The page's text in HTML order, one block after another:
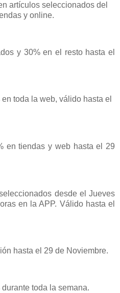
artículos seleccionados del
y online.
y 30% en el resto hasta el
toda la web, válido hasta el
en tiendas y web hasta el 29
desde el Jueves
en la APP. Válido hasta el
hasta el 29 de Noviembre.
toda la semana.